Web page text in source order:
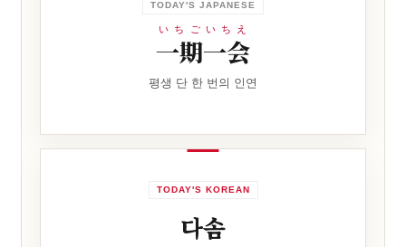
TODAY'S JAPANESE
一期一会
いちごいちえ
평생 단 한 번의 인연
TODAY'S KOREAN
다솜